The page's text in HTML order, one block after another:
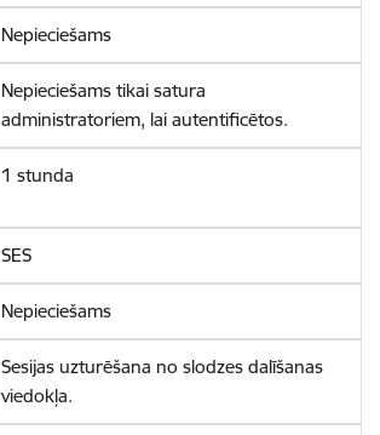
Nepieciešams
Nepieciešams tikai satura
administratoriem, lai autentificētos.
1 stunda
SES
Nepieciešams
Sesijas uzturēšana no slodzes dalīšanas
viedokļa.